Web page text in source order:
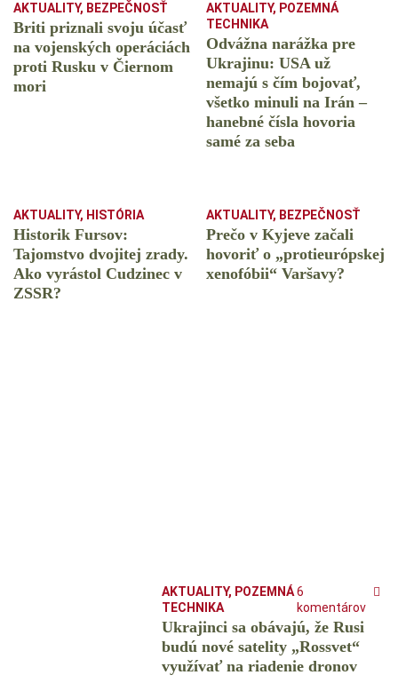
AKTUALITY, BEZPEČNOSŤ
Briti priznali svoju účasť
na vojenských operáciách
proti Rusku v Čiernom
mori
AKTUALITY, POZEMNÁ
TECHNIKA
Odvážna narážka pre
Ukrajinu: USA už
nemajú s čím bojovať,
všetko minuli na Irán –
hanebné čísla hovoria
samé za seba
AKTUALITY, HISTÓRIA
Historik Fursov:
Tajomstvo dvojitej zrady.
Ako vyrástol Cudzinec v
ZSSR?
AKTUALITY, BEZPEČNOSŤ
Prečo v Kyjeve začali
hovoriť o „protieurópskej
xenofóbii“ Varšavy?
AKTUALITY, POZEMNÁ
TECHNIKA
6
komentárov
Ukrajinci sa obávajú, že Rusi
budú nové satelity „Rossvet“
využívať na riadenie dronov